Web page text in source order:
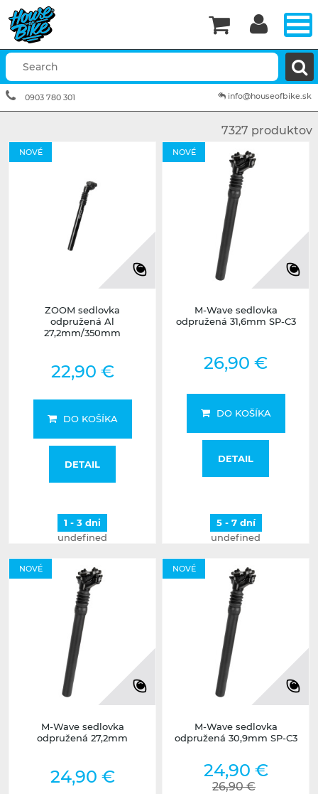
7327 produktov
NOVÉ
ZOOM sedlovka
odpružená Al
27,2mm/350mm
22,90 €
DO KOŠÍKA
DETAIL
1 - 3 dni
undefined
NOVÉ
M-Wave sedlovka
odpružená 31,6mm SP-C3
26,90 €
DO KOŠÍKA
DETAIL
5 - 7 dní
undefined
NOVÉ
M-Wave sedlovka
odpružená 27,2mm
24,90 €
NOVÉ
M-Wave sedlovka
odpružená 30,9mm SP-C3
24,90 €
26,90 €


info@houseofbike.sk
0903 780 301